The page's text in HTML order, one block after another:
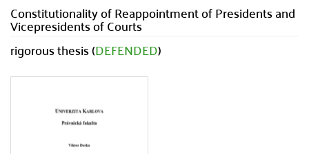
Constitutionality of Reappointment of Presidents and
Vicepresidents of Courts
rigorous thesis (DEFENDED)